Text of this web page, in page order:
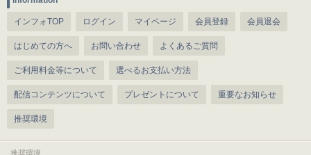
インフォTOP ログイン マイページ 会員登録 会員退会
はじめての方へ お問い合わせ よくあるご質問
ご利用料金等について 選べるお支払い方法
配信コンテンツについて プレゼントについて 重要なお知らせ
推奨環境
推奨環境